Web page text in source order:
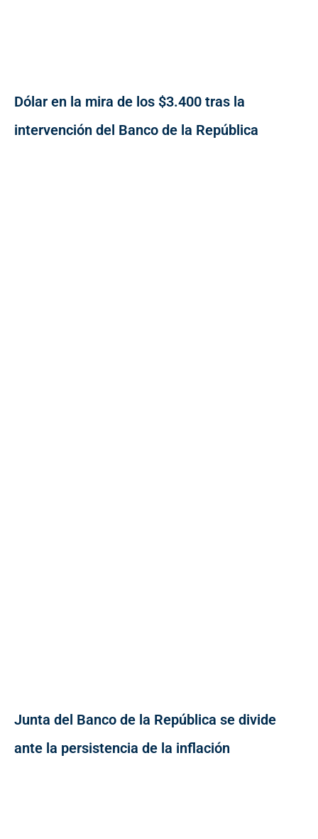
Dólar en la mira de los $3.400 tras la
intervención del Banco de la República
Junta del Banco de la República se divide
ante la persistencia de la inflación